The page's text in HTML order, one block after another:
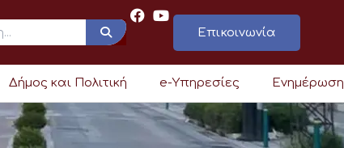
Επικοινωνία
Δήμος και Πολιτική e-Υπηρεσίες Ενημέρωση